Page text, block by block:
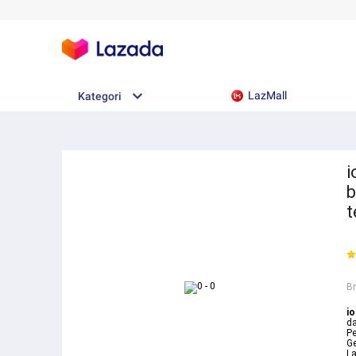
Kategori LazMall